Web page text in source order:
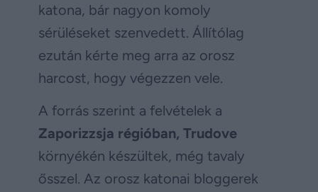
katona, bár nagyon komoly
sérüléseket szenvedett. Állítólag
ezután kérte meg arra az orosz
harcost, hogy végezzen vele.
A forrás szerint a felvételek a
Zaporizzsja régióban, Trudove
környékén készültek, még tavaly
ősszel. Az orosz katonai bloggerek